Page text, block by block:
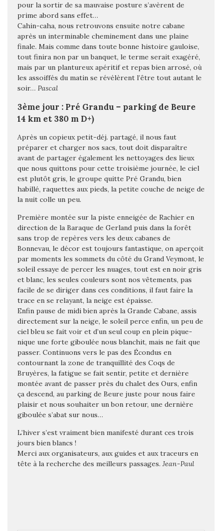
pour la sortir de sa mauvaise posture s’avèrent de
prime abord sans effet…
Cahin-caha, nous retrouvons ensuite notre cabane
après un interminable cheminement dans une plaine
finale. Mais comme dans toute bonne histoire gauloise,
tout finira non par un banquet, le terme serait exagéré,
mais par un plantureux apéritif et repas bien arrosé, où
les assoiffés du matin se révélèrent l’être tout autant le
soir… Pascal
3ème jour : Pré Grandu – parking de Beure
14 km et 380 m D+)
Après un copieux petit-déj. partagé, il nous faut
préparer et charger nos sacs, tout doit disparaître
avant de partager également les nettoyages des lieux
que nous quittons pour cette troisième journée, le ciel
est plutôt gris, le groupe quitte Pré Grandu, bien
habillé, raquettes aux pieds, la petite couche de neige de
la nuit colle un peu.
Première montée sur la piste enneigée de Rachier en
direction de la Baraque de Gerland puis dans la forêt
sans trop de repères vers les deux cabanes de
Bonnevau, le décor est toujours fantastique, on aperçoit
par moments les sommets du côté du Grand Veymont, le
soleil essaye de percer les nuages, tout est en noir gris
et blanc, les seules couleurs sont nos vêtements, pas
facile de se diriger dans ces conditions, il faut faire la
trace en se relayant, la neige est épaisse.
Enfin pause de midi bien après la Grande Cabane, assis
directement sur la neige, le soleil perce enfin, un peu de
ciel bleu se fait voir et d’un seul coup en plein pique-
nique une forte giboulée nous blanchit, mais ne fait que
passer. Continuons vers le pas des Écondus en
contournant la zone de tranquillité des Coqs de
Bruyères, la fatigue se fait sentir, petite et dernière
montée avant de passer près du chalet des Ours, enfin
ça descend, au parking de Beure juste pour nous faire
plaisir et nous souhaiter un bon retour, une dernière
giboulée s’abat sur nous…
L’hiver s’est vraiment bien manifesté durant ces trois
jours bien blancs !
Merci aux organisateurs, aux guides et aux traceurs en
tête à la recherche des meilleurs passages. Jean-Paul